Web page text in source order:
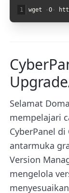
1 wget -O-
Selamat
mempelajari
CyberPanel
antarmuka
Version
mengelola